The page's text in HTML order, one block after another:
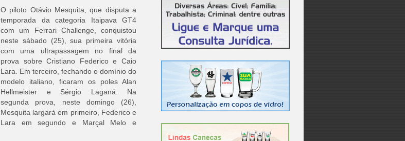
O piloto Otávio Mesquita, que disputa a
temporada da categoria Itaipava GT4
com um Ferrari Challenge, conquistou
neste sábado (25), sua primeira vitória
com uma ultrapassagem no final da
prova sobre Cristiano Federico e Caio
Lara. Em terceiro, fechando o domínio do
modelo italiano, ficaram os poles Alan
Hellmeister e Sérgio Laganá. Na
segunda prova, neste domingo (26),
Mesquita largará em primeiro, Federico e
Lara em segundo e Marçal Melo e